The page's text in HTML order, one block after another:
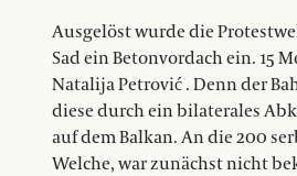
Ausgelöst wurde die
Sad ein Betonvordach ein. 15
Natalija Petrović . Denn der
diese durch ein bilaterales
auf dem Balkan. An die 200
Welche, war zunächst nicht